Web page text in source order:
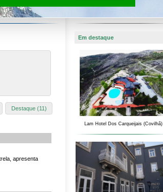
Em destaque
Destaque (11)
apresenta
Lam Hotel Dos Carqueijais (Covilhã)